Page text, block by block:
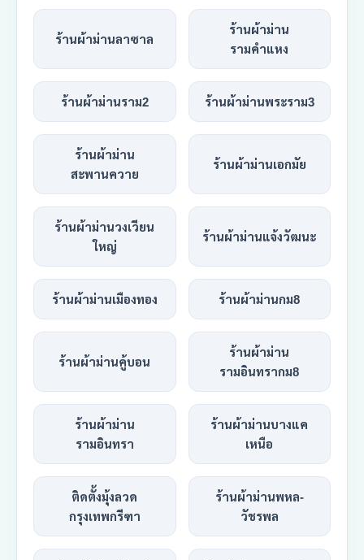
ร้านผ้าม่านลาซาล
ร้านผ้าม่าน
รามคำแหง
ร้านผ้าม่านราม2 ร้านผ้าม่านพระราม3
ร้านผ้าม่าน
สะพานควาย
ร้านผ้าม่านเอกมัย
ร้านผ้าม่านวงเวียน
ใหญ่
ร้านผ้าม่านแจ้งวัฒนะ
ร้านผ้าม่านเมืองทอง ร้านผ้าม่านกม8
ร้านผ้าม่านคู้บอน
ร้านผ้าม่าน
รามอินทรากม8
ร้านผ้าม่าน
รามอินทรา
ร้านผ้าม่านบางแค
เหนือ
ติดตั้งมุ้งลวด
กรุงเทพกรีฑา
ร้านผ้าม่านพหล-
วัชรพล